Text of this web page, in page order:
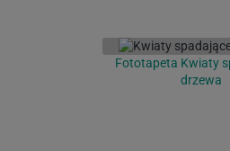
Fototapeta Kwiaty
drzewa